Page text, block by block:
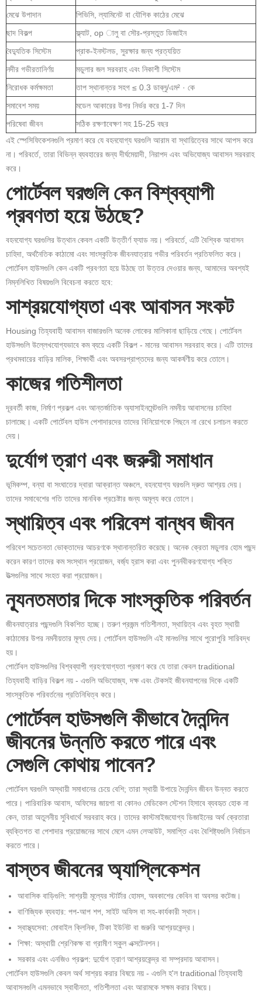
মেঝে উপাদান
পিভিসি, ল্যামিনেট বা যৌগিক কাঠের মেঝে
ছাদ বিকল্প
ফ্ল্যাট, op ালু বা সৌর-প্রস্তুত ডিজাইন
বৈদ্যুতিক সিস্টেম
প্রাক-ইনস্টলড, সুরক্ষার জন্য প্রত্যয়িত
নদীর গভীরতানির্ণয়
মডুলার জল সরবরাহ এবং নিকাশী সিস্টেম
নিরোধক কর্মক্ষমতা
তাপ স্থানান্তর সহগ ≤ 0.3 ডাব্লু/এম² · কে
সমাবেশ সময়
মডেল আকারের উপর নির্ভর করে 1-7 দিন
পরিষেবা জীবন
সঠিক রক্ষণাবেক্ষণ সহ 15-25 বছর
এই স্পেসিফিকেশনগুলি প্রমাণ করে যে বহনযোগ্য ঘরগুলি আরাম বা স্থায়িত্বের সাথে আপস করে
না। পরিবর্তে, তারা বিভিন্ন ব্যবহারের জন্য দীর্ঘমেয়াদী, নিরাপদ এবং অভিযোজ্য আবাসন সরবরাহ
করে।
পোর্টেবল ঘরগুলি কেন বিশ্বব্যাপী
প্রবণতা হয়ে উঠছে?
বহনযোগ্য ঘরগুলির উত্থান কেবল একটি উত্তীর্ণ ফ্যাড নয়। পরিবর্তে, এটি বৈশ্বিক আবাসন
চাহিদা, অর্থনৈতিক কাঠামো এবং সাংস্কৃতিক জীবনযাত্রায় গভীর পরিবর্তন প্রতিফলিত করে।
পোর্টেবল হাউসগুলি কেন একটি প্রবণতা হয়ে উঠছে তা উত্তর দেওয়ার জন্য, আমাদের অবশ্যই
নিম্নলিখিত বিষয়গুলি বিবেচনা করতে হবে:
সাশ্রয়যোগ্যতা এবং আবাসন সংকট
Housing তিহ্যবাহী আবাসন বাজারগুলি অনেক লোকের মালিকানা ছাড়িয়ে গেছে। পোর্টেবল
হাউসগুলি উল্লেখযোগ্যভাবে কম ব্যয়ে একটি বিকল্প - মানের আবাসন সরবরাহ করে। এটি তাদের
প্রথমবারের বাড়ির মালিক, শিক্ষার্থী এবং অবসরপ্রাপ্তদের জন্য আকর্ষণীয় করে তোলে।
কাজের গতিশীলতা
দূরবর্তী কাজ, নির্মাণ প্রকল্প এবং আন্তর্জাতিক অ্যাসাইনমেন্টগুলি নমনীয় আবাসনের চাহিদা
চালাচ্ছে। একটি পোর্টেবল হাউস পেশাদারদের তাদের বিনিয়োগকে পিছনে না রেখে চলাচল করতে
দেয়।
দুর্যোগ ত্রাণ এবং জরুরী সমাধান
ভূমিকম্প, বন্যা বা সংঘাতের দ্বারা আক্রান্ত অঞ্চলে, বহনযোগ্য ঘরগুলি দ্রুত আশ্রয় দেয়।
তাদের সমাবেশের গতি তাদের মানবিক প্রচেষ্টার জন্য অমূল্য করে তোলে।
স্থায়িত্ব এবং পরিবেশ বান্ধব জীবন
পরিবেশ সচেতনতা ভোক্তাদের আচরণকে স্থানান্তরিত করেছে। অনেক ক্রেতা মডুলার হোম পছন্দ
করেন কারণ তাদের কম সংস্থান প্রয়োজন, বর্জ্য হ্রাস করা এবং পুনর্নবীকরণযোগ্য শক্তি
উত্সগুলির সাথে সংহত করা প্রয়োজন।
ন্যূনতমতার দিকে সাংস্কৃতিক পরিবর্তন
জীবনযাত্রার পছন্দগুলি বিকশিত হচ্ছে। তরুণ প্রজন্ম গতিশীলতা, স্থায়িত্ব এবং বৃহত স্থায়ী
কাঠামোর উপর নমনীয়তার মূল্য দেয়। পোর্টেবল হাউসগুলি এই মানগুলির সাথে পুরোপুরি সারিবদ্ধ
হয়।
পোর্টেবল হাউসগুলির বিশ্বব্যাপী গ্রহণযোগ্যতা প্রমাণ করে যে তারা কেবল traditional
তিহ্যবাহী বাড়ির বিকল্প নয় - এগুলি অভিযোজ্য, দক্ষ এবং টেকসই জীবনযাপনের দিকে একটি
সাংস্কৃতিক পরিবর্তনের প্রতিনিধিত্ব করে।
পোর্টেবল হাউসগুলি কীভাবে দৈনন্দিন
জীবনের উন্নতি করতে পারে এবং
সেগুলি কোথায় পাবেন?
পোর্টেবল ঘরগুলি অস্থায়ী সমাধানের চেয়ে বেশি; তারা স্থায়ী উপায়ে দৈনন্দিন জীবন উন্নত করতে
পারে। পারিবারিক আবাস, অফিসের জায়গা বা কোনও মেডিকেল স্টেশন হিসাবে ব্যবহৃত হোক না
কেন, তারা অতুলনীয় সুবিধার্থে সরবরাহ করে। তাদের কাস্টমাইজযোগ্য ডিজাইনের অর্থ ক্রেতারা
ব্যক্তিগত বা পেশাদার প্রয়োজনের সাথে মেলে এমন লেআউট, সমাপ্তি এবং বৈশিষ্ট্যগুলি নির্বাচন
করতে পারে।
বাস্তব জীবনের অ্যাপ্লিকেশন
আবাসিক বাড়িগুলি: সাশ্রয়ী মূল্যের স্টার্টার হোমস, অবকাশের কেবিন বা অবসর কটেজ।
বাণিজ্যিক ব্যবহার: পপ-আপ শপ, সাইট অফিস বা সহ-কার্যকারী স্থান।
স্বাস্থ্যসেবা: মোবাইল ক্লিনিক, টিকা ইউনিট বা জরুরি আশ্রয়কেন্দ্র।
শিক্ষা: অস্থায়ী শ্রেণিকক্ষ বা গ্রামীণ স্কুল এক্সটেনশন।
সরকার এবং এনজিও প্রকল্প: দুর্যোগ ত্রাণ আশ্রয়কেন্দ্র বা সম্প্রদায় আবাসন।
পোর্টেবল হাউসগুলি কেবল অর্থ সাশ্রয় করার বিষয়ে নয় - এগুলি হ'ল traditional তিহ্যবাহী
আবাসনগুলি এমনভাবে স্বাধীনতা, গতিশীলতা এবং আরামকে সক্ষম করার বিষয়ে।